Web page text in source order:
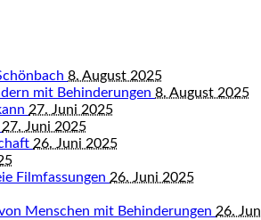
8. August 2025
mit Behinderungen 8. August 2025
27. Juni 2025
27. Juni 2025
26. Juni 2025
Filmfassungen 26. Juni 2025
Menschen mit Behinderungen 26.